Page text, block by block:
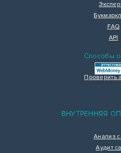
FAQ
API
Способы
Проверить
ВНУТРЕННЯЯ
Анализ
Аудит